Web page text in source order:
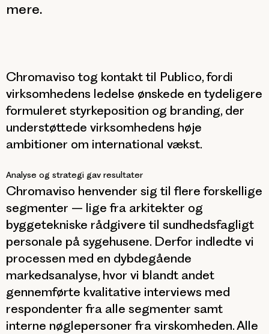
mere.
Chromaviso tog kontakt til Publico, fordi
virksomhedens ledelse ønskede en tydeligere
formuleret styrkeposition og branding, der
understøttede virksomhedens høje
ambitioner om international vækst.
Analyse og strategi gav resultater
Chromaviso henvender sig til flere forskellige
segmenter – lige fra arkitekter og
byggetekniske rådgivere til sundhedsfagligt
personale på sygehusene. Derfor indledte vi
processen med en dybdegående
markedsanalyse, hvor vi blandt andet
gennemførte kvalitative interviews med
respondenter fra alle segmenter samt
interne nøglepersoner fra virskomheden. Alle